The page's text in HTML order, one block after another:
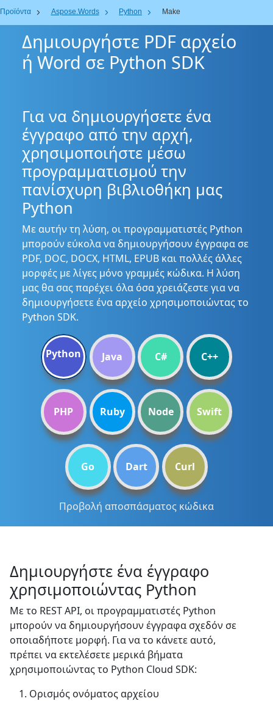
Προϊόντα Aspose.Words Python Make
Δημιουργήστε PDF αρχείο
ή Word σε Python SDK
Για να δημιουργήσετε ένα
έγγραφο από την αρχή,
χρησιμοποιήστε μέσω
προγραμματισμού την
πανίσχυρη βιβλιοθήκη μας
Python
Με αυτήν τη λύση, οι προγραμματιστές Python
μπορούν εύκολα να δημιουργήσουν έγγραφα σε
PDF, DOC, DOCX, HTML, EPUB και πολλές άλλες
μορφές με λίγες μόνο γραμμές κώδικα. Η λύση
μας θα σας παρέχει όλα όσα χρειάζεστε για να
δημιουργήσετε ένα αρχείο χρησιμοποιώντας το
Python SDK.
Python Java C# C++
PHP Ruby Node Swift
Go Dart Curl
Προβολή αποσπάσματος κώδικα
Δημιουργήστε ένα έγγραφο
χρησιμοποιώντας Python
Με το REST API, οι προγραμματιστές Python
μπορούν να δημιουργήσουν έγγραφα σχεδόν σε
οποιαδήποτε μορφή. Για να το κάνετε αυτό,
πρέπει να εκτελέσετε μερικά βήματα
χρησιμοποιώντας το Python Cloud SDK:
Ορισμός ονόματος αρχείου